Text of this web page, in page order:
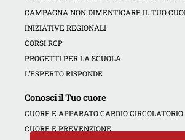
CAMPAGNA NON DIMENTICARE IL TUO
INIZIATIVE REGIONALI
CORSI RCP
PROGETTI PER LA SCUOLA
L'ESPERTO RISPONDE
Conosci il Tuo cuore
CUORE E APPARATO CARDIO CIRCOLATORIO
CUORE E PREVENZIONE